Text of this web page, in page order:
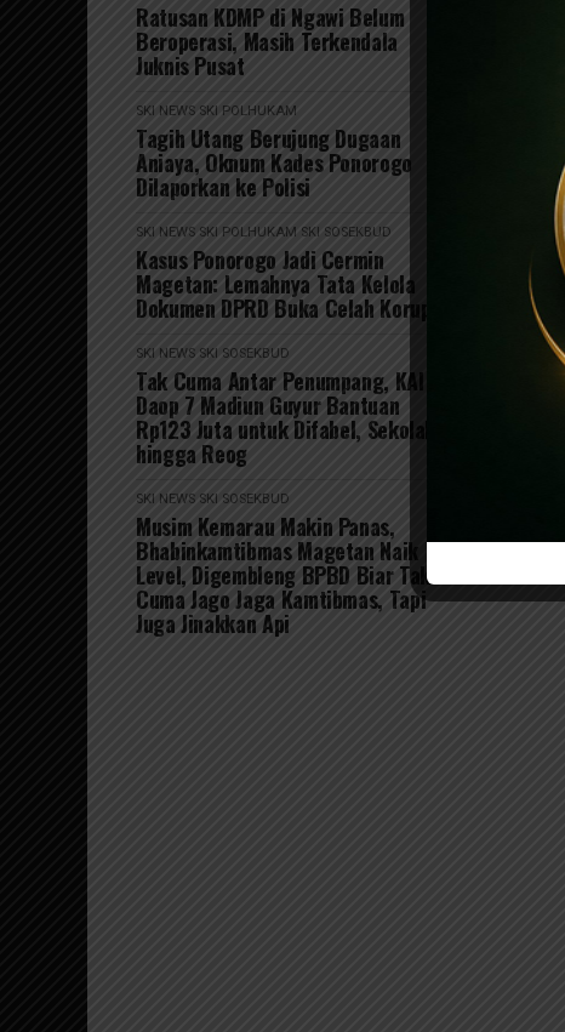
Ratusan KDMP di Ngawi Belum
Beroperasi, Masih Terkendala
Juknis Pusat
SKI NEWS SKI POLHUKAM
Tagih Utang Berujung Dugaan
Aniaya, Oknum Kades Ponorogo
Dilaporkan ke Polisi
SKI NEWS SKI POLHUKAM SKI SOSEKBUD
Kasus Ponorogo Jadi Cermin
Magetan: Lemahnya Tata Kelola
Dokumen DPRD Buka Celah Korupsi
SKI NEWS SKI SOSEKBUD
Tak Cuma Antar Penumpang, KAI
Daop 7 Madiun Guyur Bantuan
Rp123 Juta untuk Difabel, Sekolah
hingga Reog
SKI NEWS SKI SOSEKBUD
Musim Kemarau Makin Panas,
Bhabinkamtibmas Magetan Naik
Level, Digembleng BPBD Biar Tak
Cuma Jago Jaga Kamtibmas, Tapi
Juga Jinakkan Api